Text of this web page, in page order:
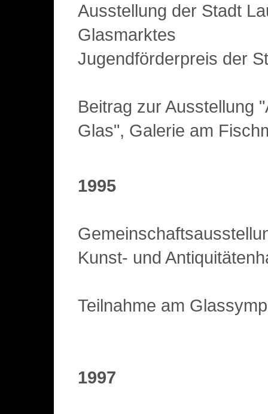
Ausstellung der Stadt
Glasmarktes
Jugendförderpreis der
Beitrag zur Ausstellung
Glas", Galerie am
1995
Kunst- und
Teilnahme am
1997